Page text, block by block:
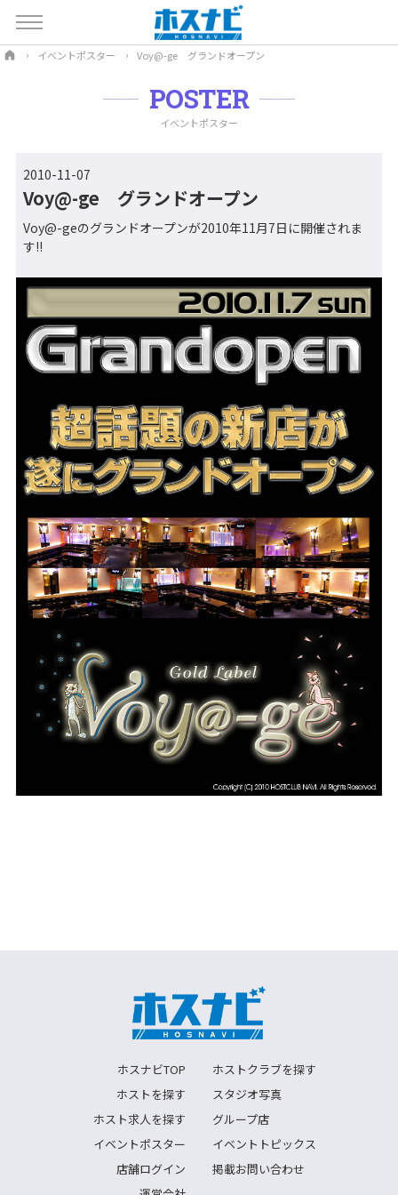
イベントポスター Voy@-ge グランドオープン
POSTER
イベントポスター
2010-11-07
Voy@-ge グランドオープン
Voy@-geのグランドオープンが2010年11月7日に開催されま
す!!
ホスナビTOP
ホストクラブを探す
ホストを探す
スタジオ写真
ホスト求人を探す
グループ店
イベントポスター
イベントトピックス
店舗ログイン
掲載お問い合わせ